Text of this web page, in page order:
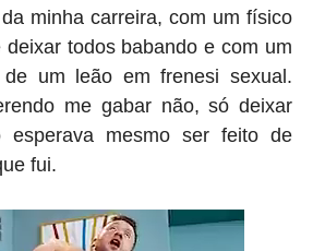
minha carreira, com um físico
todos babando e com um
um leão em frenesi sexual.
me gabar não, só deixar
esperava mesmo ser feito de
fui.